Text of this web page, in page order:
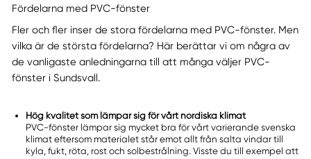
Fördelarna med PVC-fönster
Fler och fler inser de stora fördelarna med PVC-fönster. Men
vilka är de största fördelarna? Här berättar vi om några av
de vanligaste anledningarna till att många väljer PVC-
fönster i Sundsvall.
Hög kvalitet som lämpar sig för vårt nordiska klimat
PVC-fönster lämpar sig mycket bra för vårt varierande svenska
klimat eftersom materialet står emot allt från salta vindar till
kyla, fukt, röta, rost och solbestrålning. Visste du till exempel att